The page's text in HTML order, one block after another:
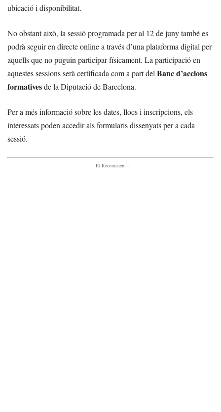
ubicació i disponibilitat.
No obstant això, la sessió programada per al 12 de juny també es
podrà seguir en directe online a través d’una plataforma digital per
aquells que no puguin participar físicament. La participació en
aquestes sessions serà certificada com a part del Banc d’accions
formativesde la Diputació de Barcelona.
Per a més informació sobre les dates, llocs i inscripcions, els
interessats poden accedir als formularis dissenyats per a cada
sessió.
- Et Recomanem -